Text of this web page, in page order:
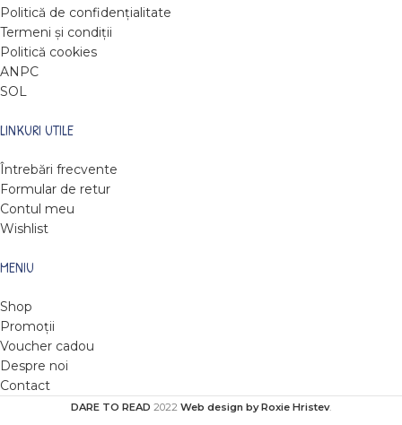
Politică de confidențialitate
Termeni și condiții
Politică cookies
ANPC
SOL
LINKURI UTILE
Întrebări frecvente
Formular de retur
Contul meu
Wishlist
MENIU
Shop
Promoții
Voucher cadou
Despre noi
Contact
DARE TO READ 2022 Web design by Roxie Hristev.